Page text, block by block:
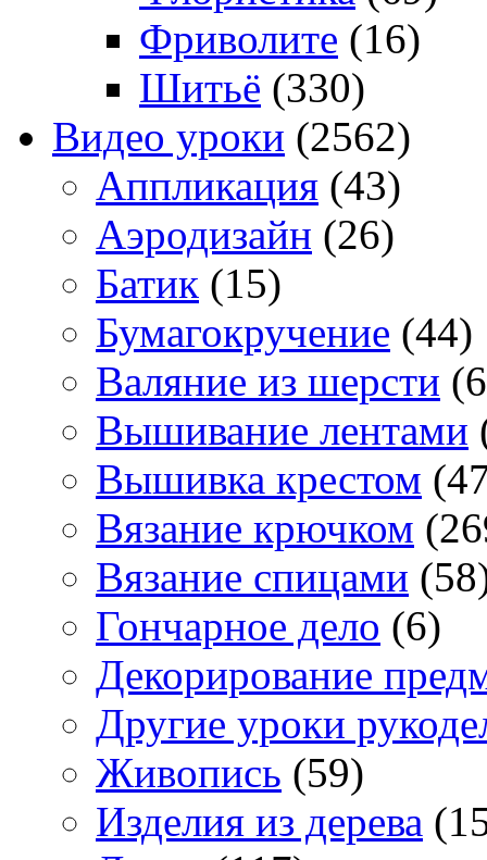
Фриволите (16)
Шитьё (330)
Видео уроки (2562)
Аппликация (43)
Аэродизайн (26)
Батик (15)
Бумагокручение (44)
Валяние из шерсти
Вышивание лентами
Вышивка крестом
Вязание крючком
Вязание спицами
Гончарное дело (6)
Декорирование
Другие уроки
Живопись (59)
Изделия из дерева